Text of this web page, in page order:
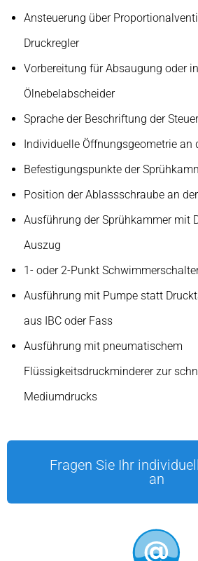
Ansteuerung über
Druckregler
Vorbereitung für Absaugung oder
Ölnebelabscheider
Sprache der Beschriftung der
Individuelle Öffnungsgeometrie an
Befestigungspunkte der
Position der Ablassschraube an
Ausführung der Sprühkammer mit
Auszug
1- oder 2-Punkt
Ausführung mit Pumpe statt
aus IBC oder Fass
Ausführung mit pneumatischem
Flüssigkeitsdruckminderer zur
Mediumdrucks
Fragen Sie Ihr
an